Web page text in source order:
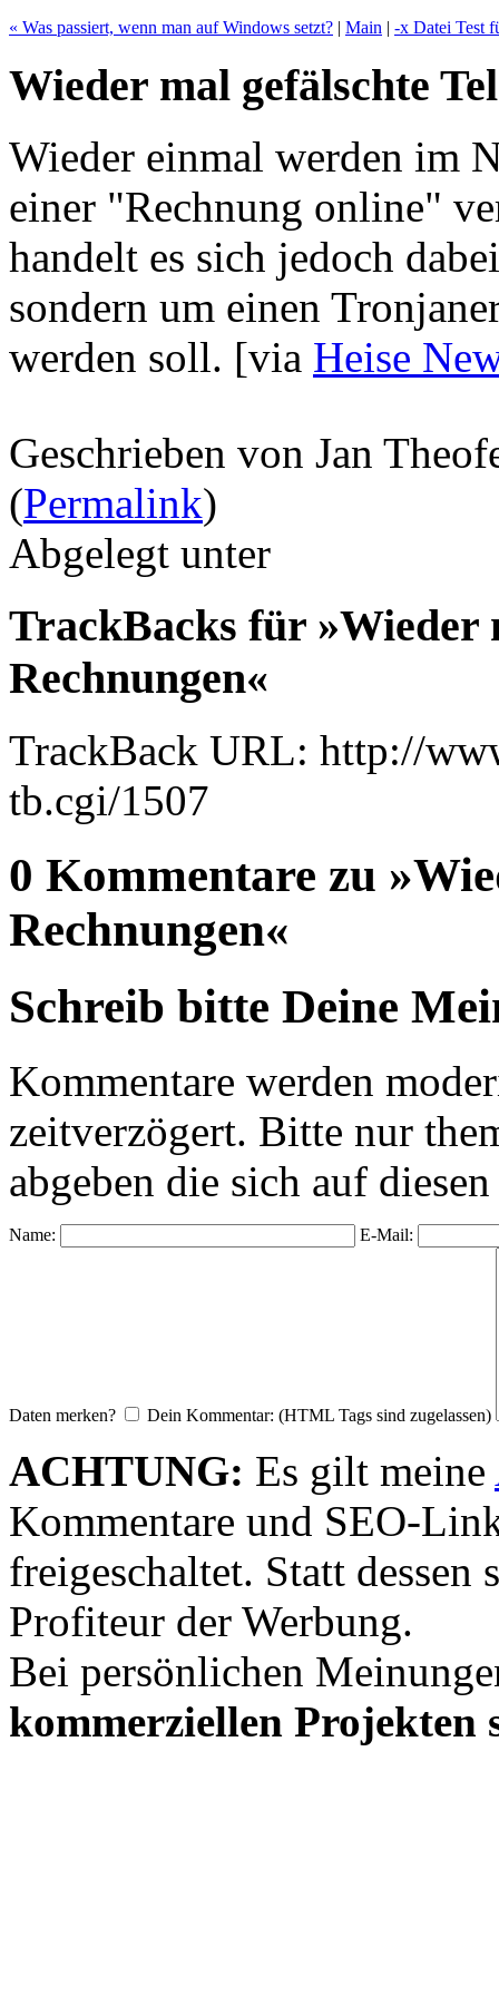
« Was passiert, wenn man auf Windows setzt? | Main | -x Datei Test
Wieder mal gefälschte
Wieder einmal werden im
einer "Rechnung online"
handelt es sich jedoch
sondern um einen
werden soll. [via Heise
Geschrieben von Jan
(Permalink)
Abgelegt unter
TrackBacks für »Wieder
Rechnungen«
TrackBack URL: http://
tb.cgi/1507
0 Kommentare zu
Rechnungen«
Schreib bitte Deine
Kommentare werden
zeitverzögert. Bitte nur
abgeben die sich auf
Name: E-Mail:
Daten merken? Dein Kommentar: (HTML Tags sind zugelassen)
ACHTUNG: Es gilt meine
Kommentare und SEO-
freigeschaltet. Statt dessen
Profiteur der Werbung.
Bei persönlichen
kommerziellen Projekten